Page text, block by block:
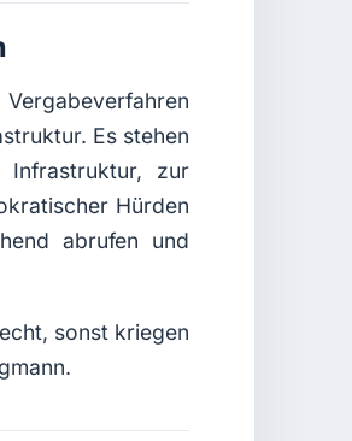
Es stehen
Infrastruktur, zur
Hürden
abrufen und
sonst kriegen